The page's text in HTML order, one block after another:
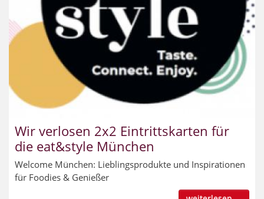
Wir verlosen 2x2 Eintrittskarten für
die eat&style München
Welcome München: Lieblingsprodukte und Inspirationen
für Foodies & Genießer